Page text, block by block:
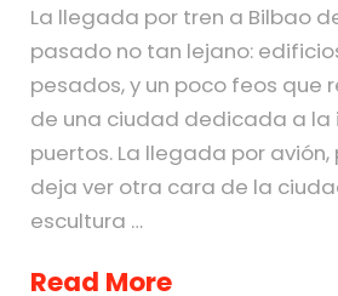
La llegada por tren a Bilbao
pasado no tan lejano:
pesados, y un poco feos que
de una ciudad dedicada a la
puertos. La llegada por
deja ver otra cara de la
escultura …
Read More